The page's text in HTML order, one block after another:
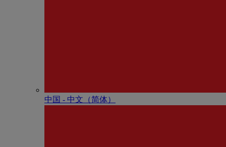
中国 - 中⽂（简体）